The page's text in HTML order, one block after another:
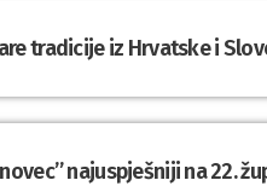
tradicije iz Hrvatske i
najuspješniji na 22.